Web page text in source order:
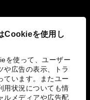
Cookieを使用し
を使って、ユーザー
や広告の表示、トラ
ています。またユー
用状況についても情
ルメディアや広告配